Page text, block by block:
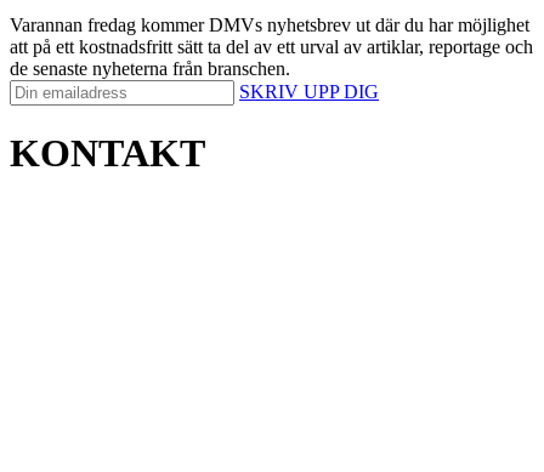
Varannan fredag kommer DMVs nyhetsbrev ut där du har möjlighet
att på ett kostnadsfritt sätt ta del av ett urval av artiklar, reportage och
de senaste nyheterna från branschen.
SKRIV UPP DIG
KONTAKT